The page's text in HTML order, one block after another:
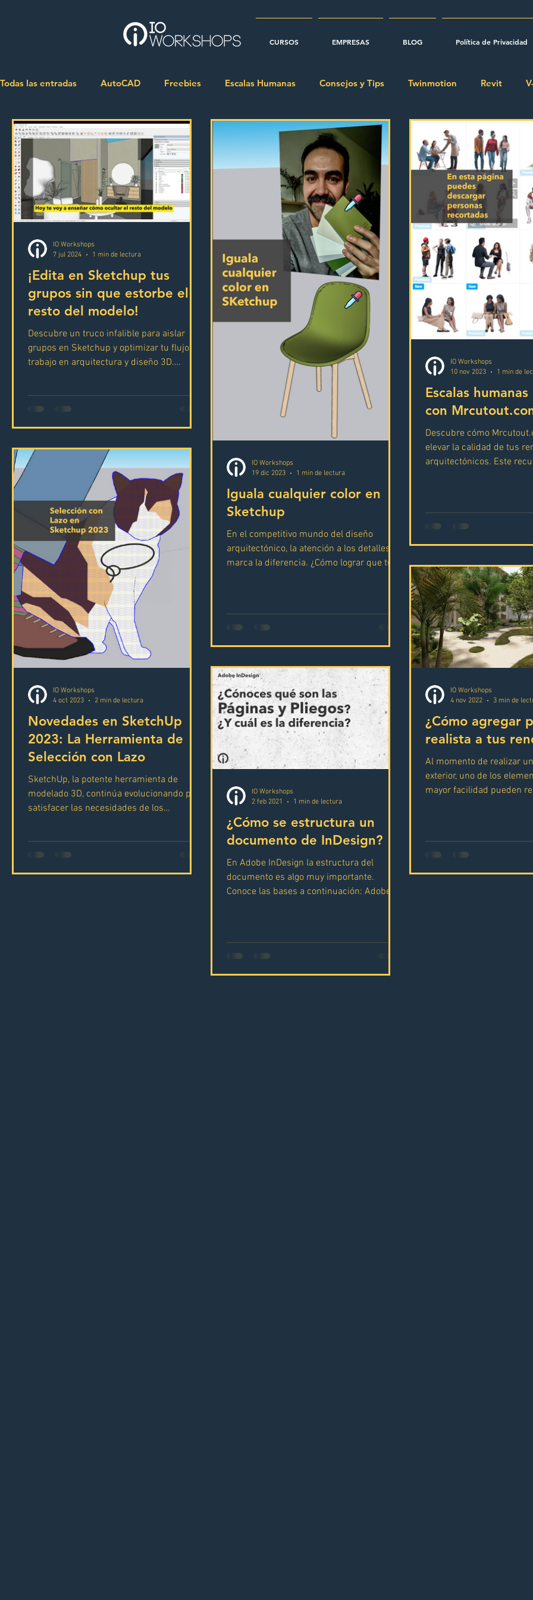
CURSOS EMPRESAS BLOG Política de Privacidad
Todas las entradas AutoCAD Freebies Escalas Humanas Consejos y Tips Twinmotion Revit
Sketchup Texturas Links a recursos Adobe InDesign Adobe
Renderizado Vivienda Lumion Adobe Photoshop Tutoriales grasshopper rhinoceros
¡Edita en Sketchup tus
grupos sin que estorbe el
resto del modelo!
Descubre un truco infalible para aislar
grupos en Sketchup y optimizar tu flujo de
trabajo en arquitectura y diseño 3D.
IO Workshops
7 jul 2024
1 min de lectura
Iguala cualquier color en
Sketchup
En el competitivo mundo del diseño
arquitectónico, la atención a los detalles
marca la diferencia. ¿Cómo lograr que tus
IO Workshops
19 dic 2023
1 min de lectura
Escalas humanas
con
Descubre cómo
elevar la calidad de tus
arquitectónicos. Este
IO Workshops
10 nov 2023
1 min de
Novedades en SketchUp
2023: La Herramienta de
Selección con Lazo
SketchUp, la potente herramienta de
modelado 3D, continúa evolucionando para
satisfacer las necesidades de los
IO Workshops
4 oct 2023
2 min de lectura
¿Cómo agregar
realista a tus
Al momento de realizar
exterior, uno de los
mayor facilidad pueden
IO Workshops
4 nov 2022
3 min de
¿Cómo se estructura un
documento de InDesign?
En Adobe InDesign la estructura del
documento es algo muy importante.
Conoce las bases a continuación: Adobe
IO Workshops
2 feb 2021
1 min de lectura